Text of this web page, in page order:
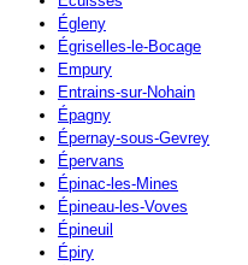
Égleny
Égriselles-le-Bocage
Empury
Entrains-sur-Nohain
Épagny
Épernay-sous-Gevrey
Épervans
Épinac-les-Mines
Épineau-les-Voves
Épineuil
Épiry